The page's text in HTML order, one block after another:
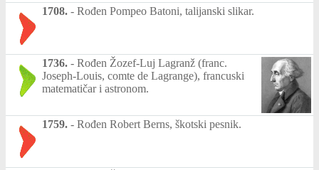
1708. - Rođen Pompeo Batoni, talijanski slikar.
1736. - Rođen Žozef-Luj Lagranž (franc.
Joseph-Louis, comte de Lagrange), francuski
matematičar i astronom.
1759. - Rođen Robert Berns, škotski pesnik.